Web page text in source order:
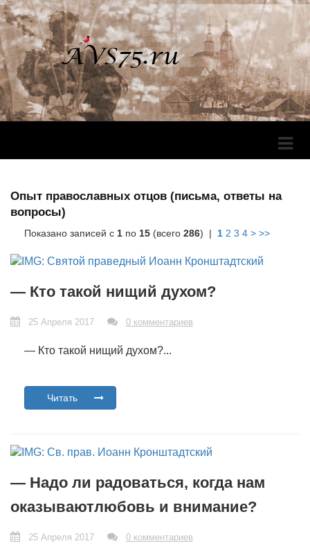
Опыт православных отцов (письма, ответы на
вопросы)
Показано записей с 1 по 15 (всего 286) | 1 2 3 4 > >>
— Кто такой нищий духом?
25 Апреля 2017 0 комментариев
— Кто такой нищий духом?...
Читать
— Надо ли радоваться, когда нам
оказываютлюбовь и внимание?
25 Апреля 2017 0 комментариев